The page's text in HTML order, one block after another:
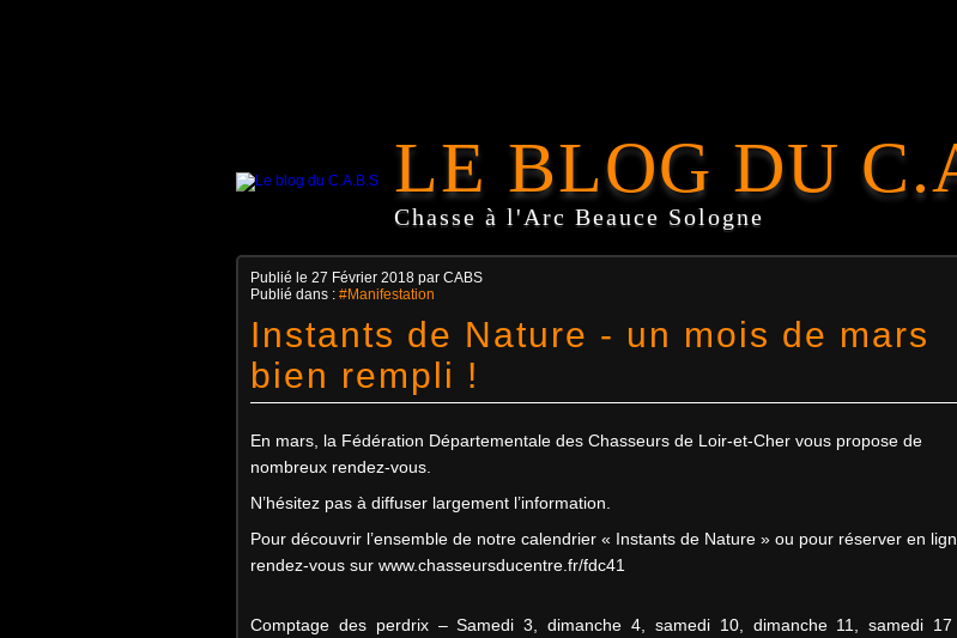
LE BLOG DU
Chasse à l'Arc Beauce Sologne
Publié le 27 Février 2018 par CABS
Publié dans : #Manifestation
Instants de Nature - un mois de mars
bien rempli !
En mars, la Fédération Départementale des Chasseurs de Loir-et-Cher vous propose de
nombreux rendez-vous.
N’hésitez pas à diffuser largement l’information.
Pour découvrir l’ensemble de notre calendrier « Instants de Nature » ou pour réserver en
rendez-vous sur www.chasseursducentre.fr/fdc41
Comptage des perdrix – Samedi 3, dimanche 4, samedi 10, dimanche 11, samedi